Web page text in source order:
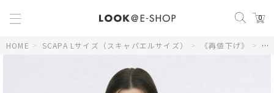
0
HOME > SCAPA Lサイズ（スキャパエルサイズ） > 《再値下げ》 > 【